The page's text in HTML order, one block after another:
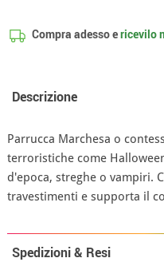
Compra adesso ericevilo
Descrizione
Parrucca Marchesa o
terroristiche come
d'epoca, streghe o vampiri.
travestimenti e supporta il
Spedizioni & Resi